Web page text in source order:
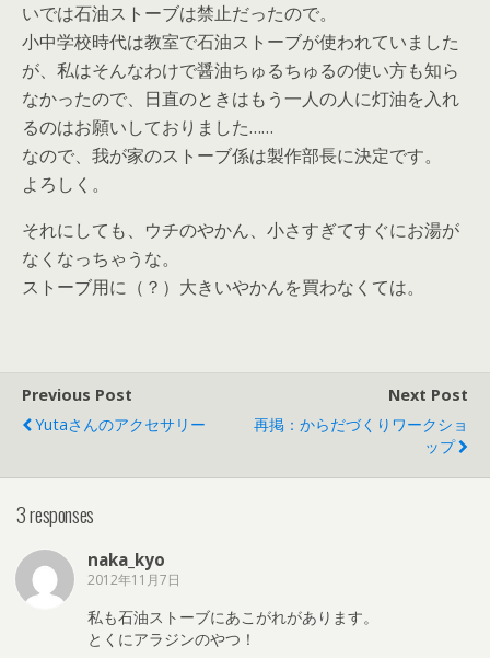
いでは石油ストーブは禁止だったので。
小中学校時代は教室で石油ストーブが使われていました
が、私はそんなわけで醤油ちゅるちゅるの使い方も知ら
なかったので、日直のときはもう一人の人に灯油を入れ
るのはお願いしておりました……
なので、我が家のストーブ係は製作部長に決定です。
よろしく。
それにしても、ウチのやかん、小さすぎてすぐにお湯が
なくなっちゃうな。
ストーブ用に（？）大きいやかんを買わなくては。
Previous Post
Yutaさんのアクセサリー
Next Post
再掲：からだづくりワークショ
ップ
3 responses
naka_kyo
2012年11月7日
私も石油ストーブにあこがれがあります。
とくにアラジンのやつ！